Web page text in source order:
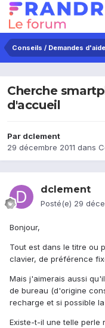
Conseils / Demandes
Cherche
d'accueil
Par dclement
29 décembre 2011 dans
dclement
Posté(e) 29
Bonjour,
Tout est dans le titre ou
clavier, de préférence
Mais j'aimerais aussi
de bureau (d'origine
recharge et si possible
Existe-t-il une telle perle